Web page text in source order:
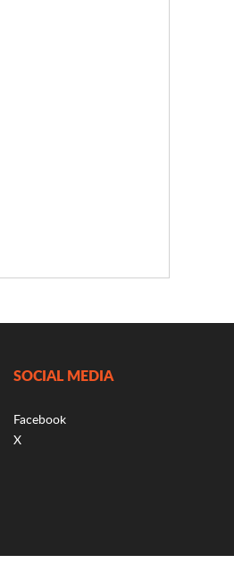
SOCIAL MEDIA
Facebook
X